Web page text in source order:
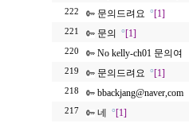
222 문의드려요 °[1]
221 문의 °[1]
220 No kelly-ch01 문의여
219 문의드려요 °[1]
218 bbackjang@naver,com
217 네 °[1]